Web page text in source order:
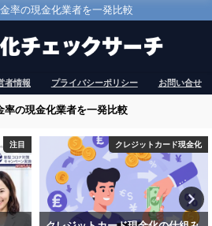
金率の現金化業者を一発比較
者情報 プライバシーポリシー お問い合せ
率の現金化業者を一発比較
現金化 注目